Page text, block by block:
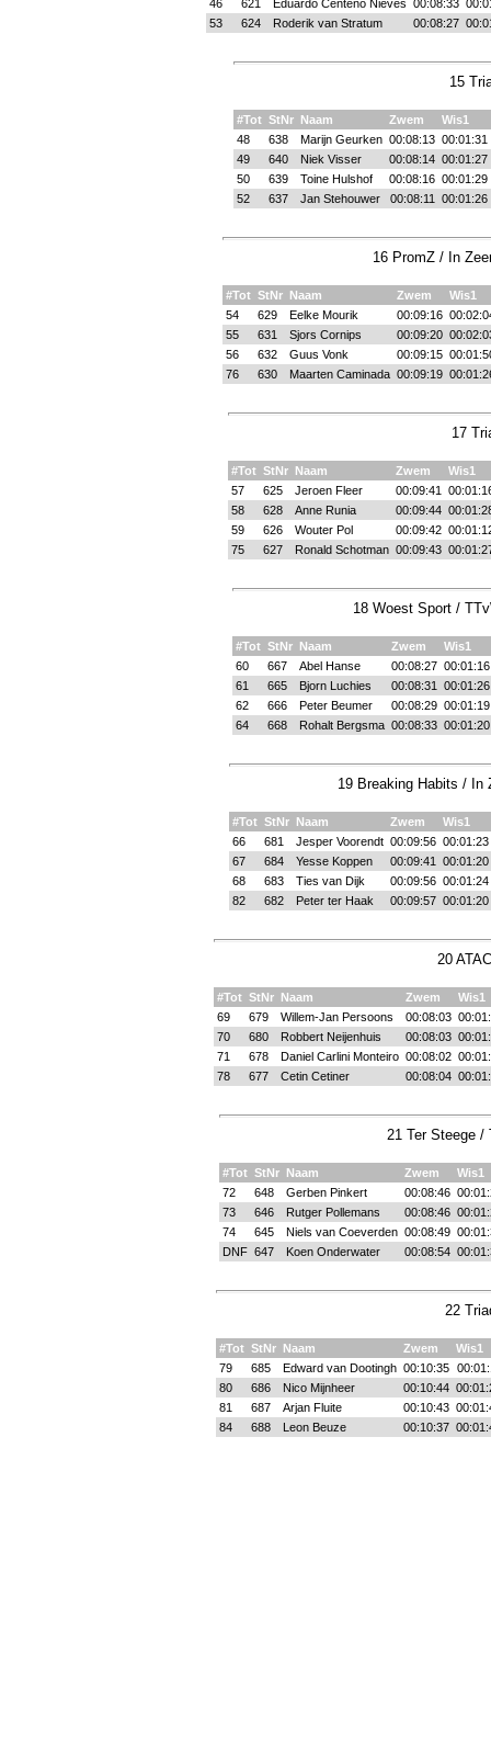
46 621 Eduardo Centeno Nieves 00:08:33
53
624 Roderik van Stratum 00:08:27
15
#Tot StNr Naam Zwem
Wis1
48
638 Marijn Geurken 00:08:13 00:01:31
49
640 Niek Visser 00:08:14 00:01:27
50
639 Toine Hulshof 00:08:16 00:01:29
52
637 Jan Stehouwer 00:08:11 00:01:26
16 PromZ / In
#Tot StNr Naam Zwem
Wis1
54
629 Eelke Mourik 00:09:16
55
631 Sjors Cornips 00:09:20
56
632 Guus Vonk 00:09:15
76
630 Maarten Caminada 00:09:19
17
#Tot StNr Naam Zwem
Wis1
57
625 Jeroen Fleer 00:09:41
58
628 Anne Runia 00:09:44
59
626 Wouter Pol 00:09:42
75
627 Ronald Schotman 00:09:43
18 Woest Sport /
#Tot StNr Naam Zwem
Wis1
60
667 Abel Hanse 00:08:27 00:01:16
61
665 Bjorn Luchies 00:08:31
00:01:26
62
666 Peter Beumer 00:08:29 00:01:19
64
668 Rohalt Bergsma 00:08:33 00:01:20
19 Breaking Habits / In
#Tot StNr Naam Zwem
Wis1
66
681 Jesper Voorendt 00:09:56 00:01:23
67
684 Yesse Koppen 00:09:41
00:01:20
68
683 Ties van Dijk 00:09:56 00:01:24
82
682 Peter ter Haak 00:09:57 00:01:20
20
#Tot StNr Naam Zwem
Wis1
69
679 Willem-Jan Persoons 00:08:03
70
680 Robbert Neijenhuis 00:08:03
71
678 Daniel Carlini Monteiro 00:08:02
78
677 Cetin Cetiner 00:08:04
21 Ter Steege /
#Tot StNr Naam Zwem
Wis1
72
648 Gerben Pinkert 00:08:46
73
646 Rutger Pollemans 00:08:46
74
645 Niels van Coeverden 00:08:49
DNF 647 Koen Onderwater 00:08:54
22
#Tot StNr Naam Zwem
Wis1
79
685 Edward van Dootingh 00:10:35
80
686 Nico Mijnheer 00:10:44
81
687 Arjan Fluite 00:10:43
84
688 Leon Beuze 00:10:37